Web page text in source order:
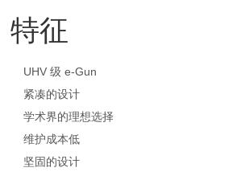
特征
UHV 级 e-Gun
紧凑的设计
学术界的理想选择
维护成本低
坚固的设计